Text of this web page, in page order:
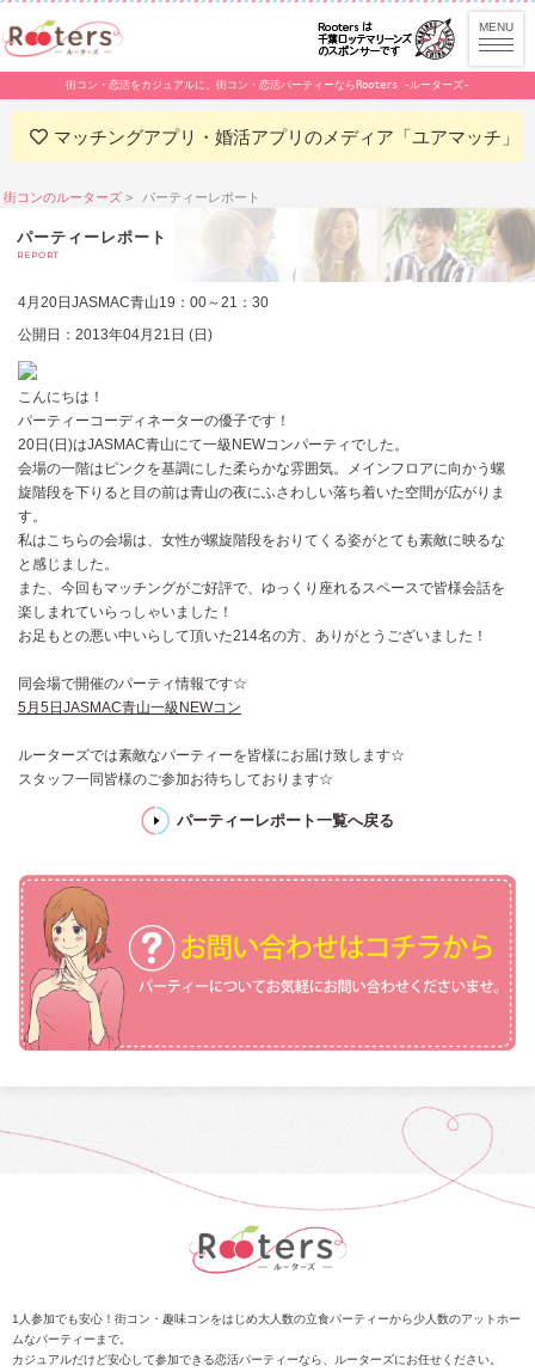
街コン・恋活をカジュアルに。街コン・恋活パーティーならRooters -ルーターズ-
マッチングアプリ・婚活アプリのメディア「ユアマッチ」
街コンのルーターズ パーティーレポート
パーティーレポート
REPORT
4月20日JASMAC青山19：00～21：30
公開日：2013年04月21日 (日)
こんにちは！
パーティーコーディネーターの優子です！
20日(日)はJASMAC青山にて一級NEWコンパーティでした。
会場の一階はピンクを基調にした柔らかな雰囲気。メインフロアに向かう螺
旋階段を下りると目の前は青山の夜にふさわしい落ち着いた空間が広がりま
す。
私はこちらの会場は、女性が螺旋階段をおりてくる姿がとても素敵に映るな
と感じました。
また、今回もマッチングがご好評で、ゆっくり座れるスペースで皆様会話を
楽しまれていらっしゃいました！
お足もとの悪い中いらして頂いた214名の方、ありがとうございました！
同会場で開催のパーティ情報です☆
5月5日JASMAC青山一級NEWコン
ルーターズでは素敵なパーティーを皆様にお届け致します☆
スタッフ一同皆様のご参加お待ちしております☆
パーティーレポート一覧へ戻る
1人参加でも安心！街コン・趣味コンをはじめ大人数の立食パーティーから少人数のアットホー
ムなパーティーまで。
カジュアルだけど安心して参加できる恋活パーティーなら、ルーターズにお任せください。